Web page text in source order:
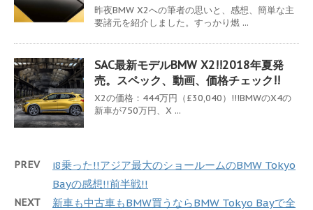
昨夜BMW X2への筆者の思いと、感想、簡単な主
要諸元を紹介しました。すっかり燃 ...
SAC最新モデルBMW X2!!2018年夏発
売。スペック、動画、価格チェック!!
X2の価格：444万円（£30,040）!!!BMWのX4の
新車が750万円、X ...
PREV
i8乗った!!アジア最大のショールームのBMW Tokyo
Bayの感想!!前半戦!!
NEXT
新車も中古車もBMW買うならBMW Tokyo Bayで全